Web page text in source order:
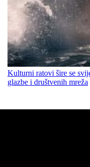
Kulturni ratovi šire se
glazbe i društvenih mreža